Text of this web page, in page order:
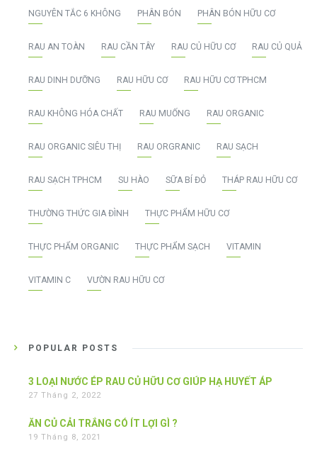
NGUYÊN TẮC 6 KHÔNG PHÂN BÓN PHÂN BÓN HỮU CƠ
RAU AN TOÀN RAU CẦN TÂY RAU CỦ HỮU CƠ RAU CỦ QUẢ
RAU DINH DƯỠNG RAU HỮU CƠ RAU HỮU CƠ TPHCM
RAU KHÔNG HÓA CHẤT RAU MUỐNG RAU ORGANIC
RAU ORGANIC SIÊU THỊ RAU ORGRANIC RAU SẠCH
RAU SẠCH TPHCM SU HÀO SỮA BÍ ĐỎ THÁP RAU HỮU CƠ
THƯỜNG THỨC GIA ĐÌNH THỰC PHẨM HỮU CƠ
THỰC PHẨM ORGANIC THỰC PHẨM SẠCH VITAMIN
VITAMIN C VƯỜN RAU HỮU CƠ
POPULAR POSTS
3 LOẠI NƯỚC ÉP RAU CỦ HỮU CƠ GIÚP HẠ HUYẾT ÁP
27 Tháng 2, 2022
ĂN CỦ CẢI TRẮNG CÓ ÍT LỢI GÌ ?
19 Tháng 8, 2021